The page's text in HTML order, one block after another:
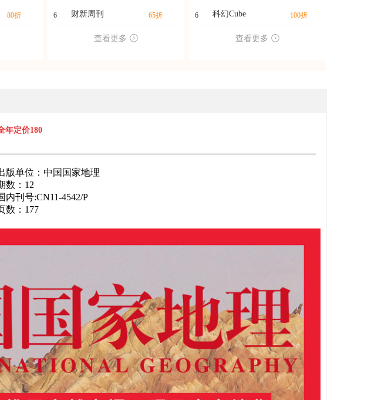
80折 6 财新周刊 65折
查看更多
6 科幻Cube 100折
查看更多
年定价180
版单位：中国国家地理
数：12
内刊号:CN11-4542/P
数：177